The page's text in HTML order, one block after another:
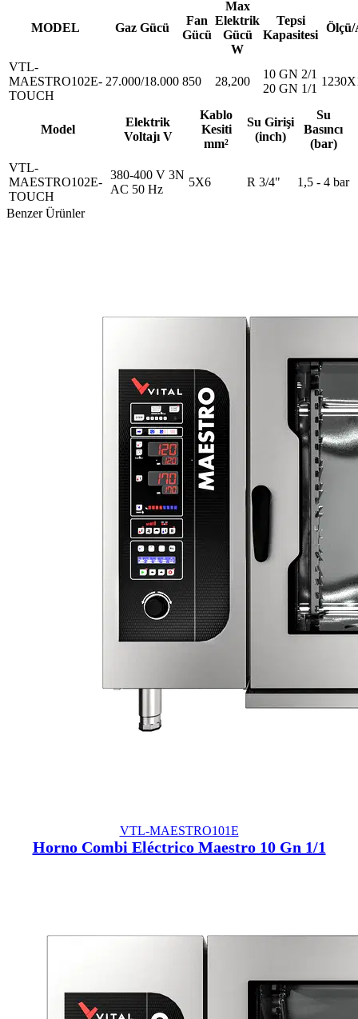
MODEL Gaz Gücü
Fan
Gücü
Max
Elektrik
Gücü
W
Tepsi
Kapasitesi
Ölçü/
VTL-
MAESTRO102E-
TOUCH
27.000/18.000 850 28,200
10 GN 2/1
20 GN 1/1
Model
Elektrik
Voltajı V
Kablo
Kesiti
mm²
Su Girişi
(inch)
Su
Basıncı
(bar)
VTL-
MAESTRO102E-
TOUCH
380-400 V 3N
AC 50 Hz
5X6 R 3/4" 1,5 - 4 bar
Benzer Ürünler
VTL-MAESTRO101E
Horno Combi Eléctrico Maestro 10 Gn 1/1